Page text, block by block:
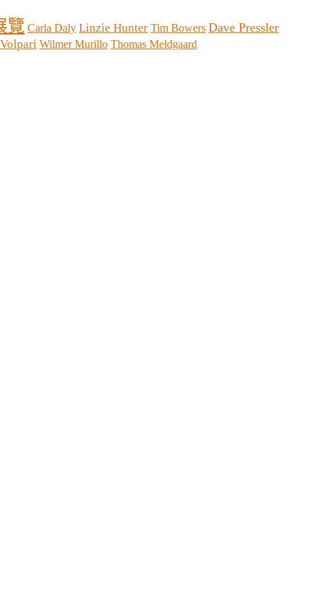
覽 Carla Daly Linzie Hunter Tim Bowers Dave Pressler
Wilmer Murillo Thomas Meldgaard